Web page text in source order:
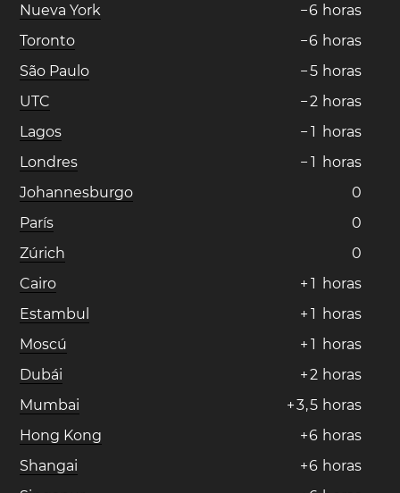
Nueva York
−6 horas
Toronto
−6 horas
São Paulo
−5 horas
UTC
−2 horas
Lagos
− 1 horas
Londres
− 1 horas
Johannesburgo
0
París
0
Zúrich
0
Cairo
+ 1 horas
Estambul
+ 1 horas
Moscú
+ 1 horas
Dubái
+2 horas
Mumbai
+3,5 horas
Hong Kong
+6 horas
Shangai
+6 horas